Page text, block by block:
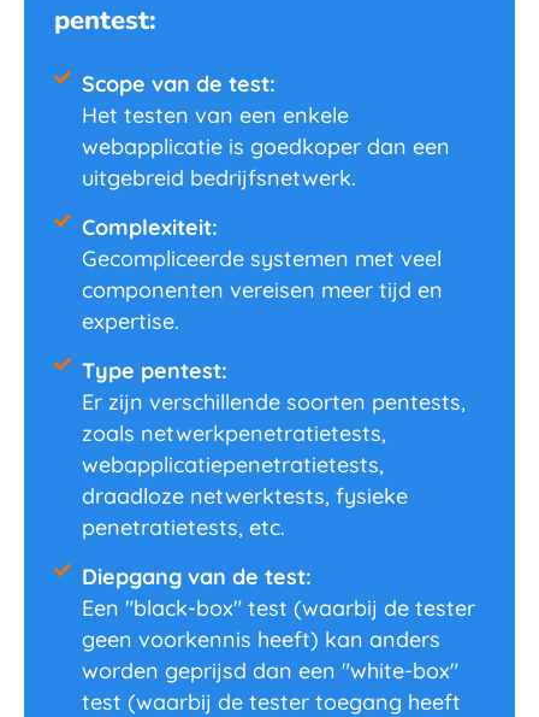
pentest:
Scope van de test:
Het testen van een enkele
webapplicatie is goedkoper dan een
uitgebreid bedrijfsnetwerk.
Complexiteit:
Gecompliceerde systemen met veel
componenten vereisen meer tijd en
expertise.
Type pentest:
Er zijn verschillende soorten pentests,
zoals netwerkpenetratietests,
webapplicatiepenetratietests,
draadloze netwerktests, fysieke
penetratietests, etc.
Diepgang van de test:
Een "black-box" test (waarbij de tester
geen voorkennis heeft) kan anders
worden geprijsd dan een "white-box"
test (waarbij de tester toegang heeft